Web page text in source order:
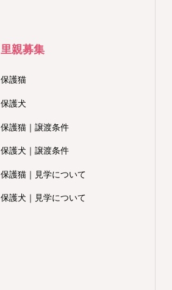
里親募集
保護猫
保護犬
保護猫｜譲渡条件
保護犬｜譲渡条件
保護猫｜見学について
保護犬｜見学について